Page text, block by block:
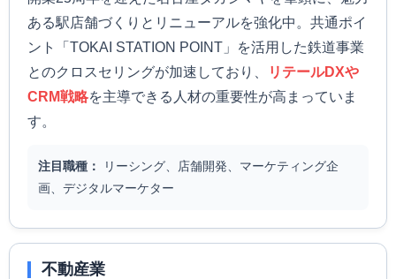
ある駅店舗づくりとリニューアルを強化中。共通ポイ
ント「TOKAI STATION POINT」を活用した鉄道事業
とのクロスセリングが加速しており、
リテールDXや
CRM戦略を主導できる人材の重要性が高まっていま
す。
注目職種：
リーシング、店舗開発、マーケティング企
画、デジタルマーケター
不動産業